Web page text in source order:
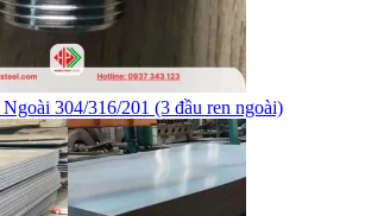
304/316/201 (3 đầu ren ngoài)